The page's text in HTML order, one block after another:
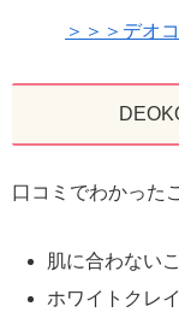
＞＞＞デオ
口コミでわかった
肌に合わない
ホワイトクレ